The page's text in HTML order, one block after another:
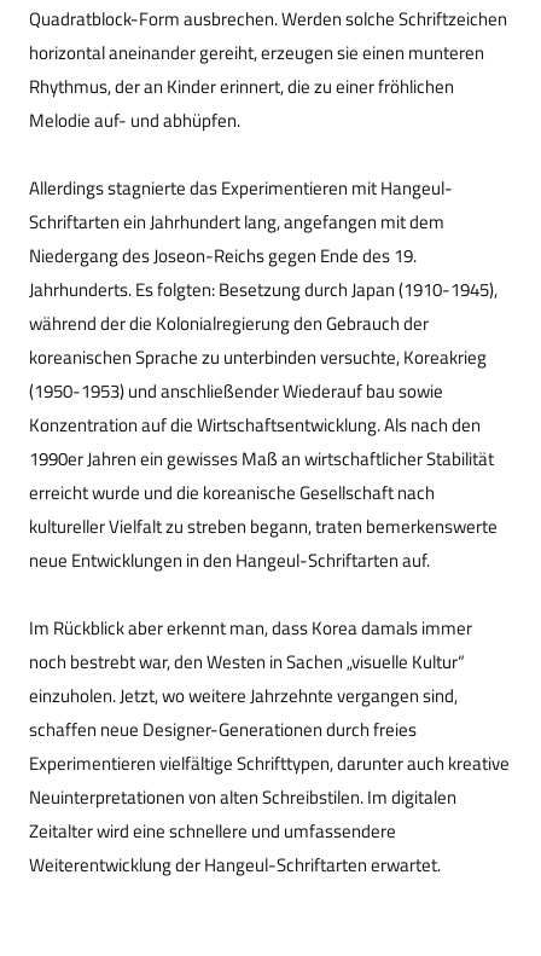
Quadratblock-Form ausbrechen. Werden solche Schriftzeichen
horizontal aneinander gereiht, erzeugen sie einen munteren
Rhythmus, der an Kinder erinnert, die zu einer fröhlichen
Melodie auf- und abhüpfen.
Allerdings stagnierte das Experimentieren mit Hangeul-
Schriftarten ein Jahrhundert lang, angefangen mit dem
Niedergang des Joseon-Reichs gegen Ende des 19.
Jahrhunderts. Es folgten: Besetzung durch Japan (1910-1945),
während der die Kolonialregierung den Gebrauch der
koreanischen Sprache zu unterbinden versuchte, Koreakrieg
(1950-1953) und anschließender Wiederauf bau sowie
Konzentration auf die Wirtschaftsentwicklung. Als nach den
1990er Jahren ein gewisses Maß an wirtschaftlicher Stabilität
erreicht wurde und die koreanische Gesellschaft nach
kultureller Vielfalt zu streben begann, traten bemerkenswerte
neue Entwicklungen in den Hangeul-Schriftarten auf.
Im Rückblick aber erkennt man, dass Korea damals immer
noch bestrebt war, den Westen in Sachen „visuelle Kultur“
einzuholen. Jetzt, wo weitere Jahrzehnte vergangen sind,
schaffen neue Designer-Generationen durch freies
Experimentieren vielfältige Schrifttypen, darunter auch kreative
Neuinterpretationen von alten Schreibstilen. Im digitalen
Zeitalter wird eine schnellere und umfassendere
Weiterentwicklung der Hangeul-Schriftarten erwartet.